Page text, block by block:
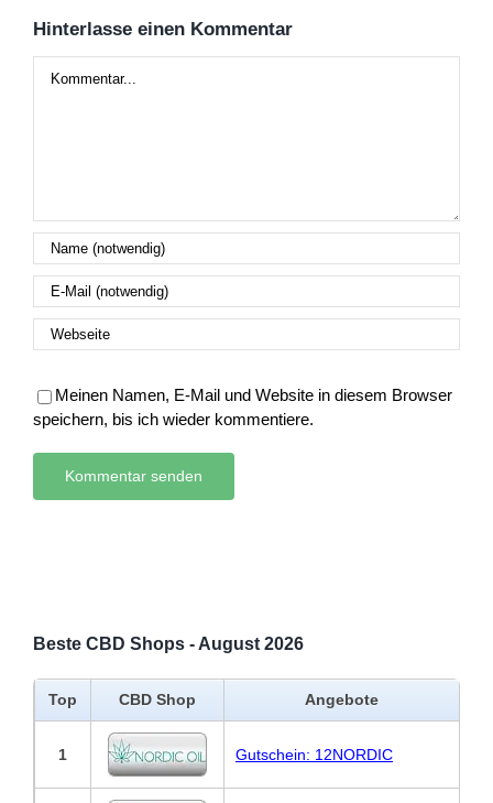
Hinterlasse einen Kommentar
Meinen Namen, E-Mail und Website in diesem Browser
speichern, bis ich wieder kommentiere.
Beste CBD Shops - August 2026
Top CBD Shop Angebote
1 Gutschein: 12NORDIC